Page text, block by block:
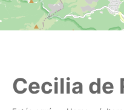
Cecilia de